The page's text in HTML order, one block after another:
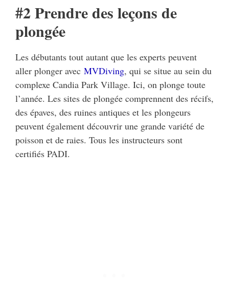
#2 Prendre des leçons de
plongée
Les débutants tout autant que les experts peuvent
aller plonger avec MVDiving, qui se situe au sein du
complexe Candia Park Village. Ici, on plonge toute
l’année. Les sites de plongée comprennent des récifs,
des épaves, des ruines antiques et les plongeurs
peuvent également découvrir une grande variété de
poisson et de raies. Tous les instructeurs sont
certifiés PADI.